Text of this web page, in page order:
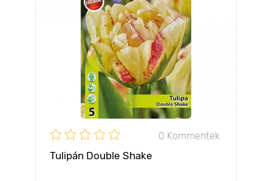
0 Kommentek
Tulipán Double Shake